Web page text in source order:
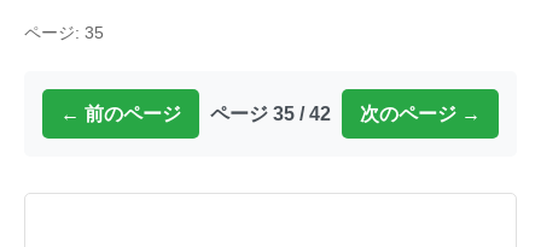
ページ: 35
← 前のページ ページ 35 / 42 次のページ →